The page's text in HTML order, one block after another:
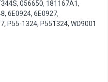
056650, 181167A1,
6E0924, 6E0927,
P55-1324, P551324, WD9001